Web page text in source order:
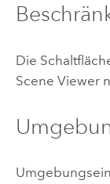
Die
Scene Viewer